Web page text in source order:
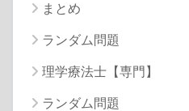
まとめ
ランダム問題
理学療法士【専門】
ランダム問題